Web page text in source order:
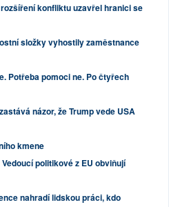
konfliktu uzavřel hranici se
složky vyhostily zaměstnance
Potřeba pomoci ne. Po čtyřech
názor, že Trump vede USA
kmene
politikové z EU obviňují
nahradí lidskou práci, kdo